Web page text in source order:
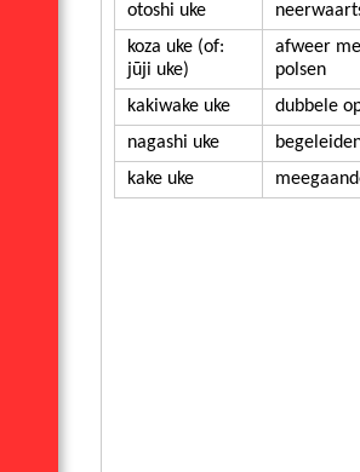
otoshi uke
koza uke (of:
jūji uke)
afweer
polsen
kakiwake uke
dubbele
nagashi uke
kake uke